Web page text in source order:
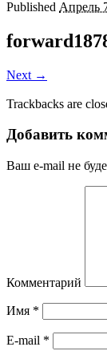
Published Апрель
Next →
Trackbacks are
Добавить
Ваш e-mail не
Комментарий
Имя *
E-mail *